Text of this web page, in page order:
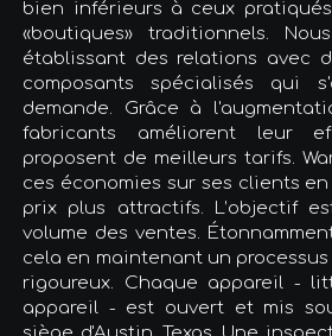
bien inférieurs à ceux
«boutiques» traditionnels.
établissant des relations avec
composants spécialisés qui
demande. Grâce à
fabricants améliorent leur
proposent de meilleurs tarifs.
ces économies sur ses clients
prix plus attractifs. L’objectif
volume des ventes.
cela en maintenant un
rigoureux. Chaque appareil -
appareil - est ouvert et mis